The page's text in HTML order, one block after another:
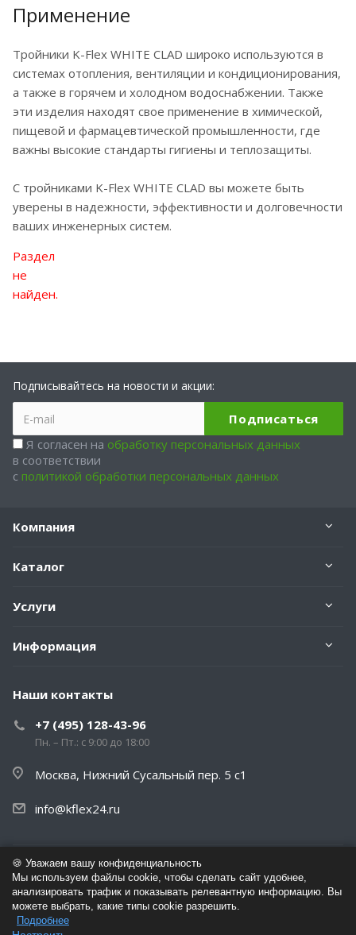
Применение
Тройники K-Flex WHITE CLAD широко используются в
системах отопления, вентиляции и кондиционирования,
а также в горячем и холодном водоснабжении. Также
эти изделия находят свое применение в химической,
пищевой и фармацевтической промышленности, где
важны высокие стандарты гигиены и теплозащиты.
С тройниками K-Flex WHITE CLAD вы можете быть
уверены в надежности, эффективности и долговечности
ваших инженерных систем.
Раздел
не
найден.
Подписывайтесь на новости и акции:
Я согласен на обработку персональных данных
в соответствии
с политикой обработки персональных данных
Компания
Каталог
Услуги
Информация
Наши контакты
+7 (495) 128-43-96
Пн. – Пт.: с 9:00 до 18:00
Москва, Нижний Сусальный пер. 5 с1
info@kflex24.ru
© 2026 K-Flex Изоляция - Сайт дистрибутора завода K-Flex
Политика обработки персональных данных
🍪 Уважаем вашу конфиденциальность
Мы используем файлы cookie, чтобы сделать сайт удобнее,
анализировать трафик и показывать релевантную информацию. Вы
можете выбрать, какие типы cookie разрешить.
Подробнее